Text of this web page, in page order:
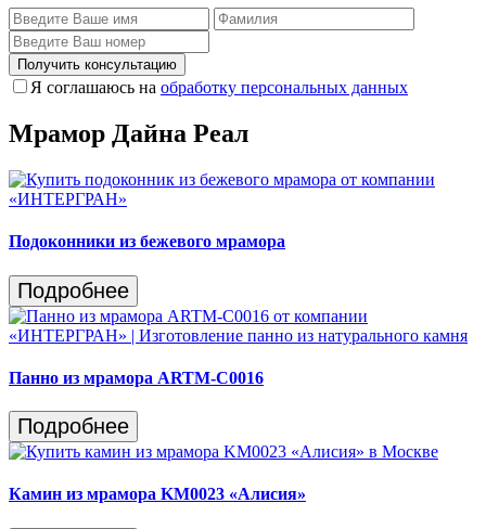
Получить консультацию
Я соглашаюсь на обработку персональных данных
Мрамор Дайна Реал
Подоконники из бежевого мрамора
Подробнее
Панно из мрамора ARTM-C0016
Подробнее
Камин из мрамора KM0023 «Алисия»